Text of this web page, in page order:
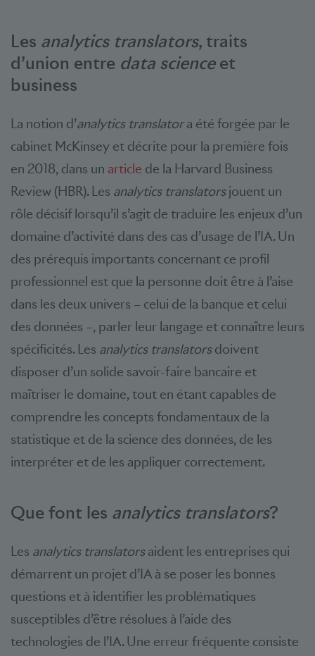
Les analytics translators, traits
d’union entre data scienceet
business
La notion d’analytics translatora été forgée par le
cabinet McKinsey et décrite pour la première fois
en 2018, dans un article de la Harvard Business
Review (HBR). Les analytics translatorsjouent un
rôle décisif lorsqu’il s’agit de traduire les enjeux d’un
domaine d’activité dans des cas d’usage de l’IA. Un
des prérequis importants concernant ce profil
professionnel est que la personne doit être à l’aise
dans les deux univers – celui de la banque et celui
des données –, parler leur langage et connaître leurs
spécificités. Les analytics translatorsdoivent
disposer d’un solide savoir-faire bancaire et
maîtriser le domaine, tout en étant capables de
comprendre les concepts fondamentaux de la
statistique et de la science des données, de les
interpréter et de les appliquer correctement.
Que font les analytics translators?
Les analytics translatorsaident les entreprises qui
démarrent un projet d’IA à se poser les bonnes
questions et à identifier les problématiques
susceptibles d’être résolues à l’aide des
technologies de l’IA. Une erreur fréquente consiste